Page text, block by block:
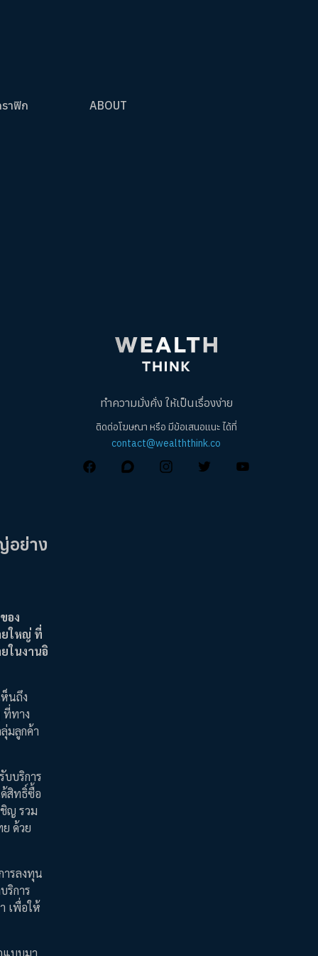
าฟิก ABOUT
อย่าง
อง
ยใหญ่ ที่
ในงานอิ
นถึง
ที่ทาง
มลูกค้า
บบริการ
สิทธิ์ซื้อ
ญ รวม
ด้วย
ารลงทุน
ริการ
เพื่อให้
แบบมา
ทำความมั่งคั่ง ให้เป็นเรื่องง่าย
ติดต่อโฆษณา หรือ มีข้อเสนอแนะ ได้ที่
contact@wealththink.co